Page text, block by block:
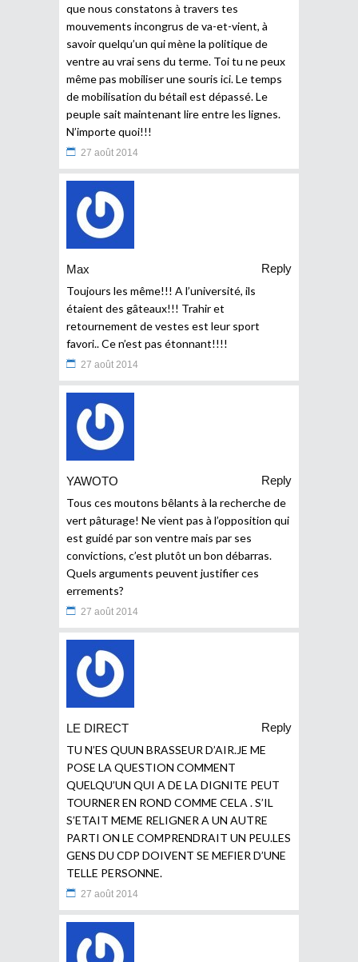
que nous constatons à travers tes
mouvements incongrus de va-et-vient, à
savoir quelqu’un qui mène la politique de
ventre au vrai sens du terme. Toi tu ne peux
même pas mobiliser une souris ici. Le temps
de mobilisation du bétail est dépassé. Le
peuple sait maintenant lire entre les lignes.
N’importe quoi!!!
27 août 2014
Max
Reply
Toujours les même!!! A l’université, ils
étaient des gâteaux!!! Trahir et
retournement de vestes est leur sport
favori.. Ce n’est pas étonnant!!!!
27 août 2014
YAWOTO
Reply
Tous ces moutons bêlants à la recherche de
vert pâturage! Ne vient pas à l’opposition qui
est guidé par son ventre mais par ses
convictions, c’est plutôt un bon débarras.
Quels arguments peuvent justifier ces
errements?
27 août 2014
LE DIRECT
Reply
TU N’ES QUUN BRASSEUR D’AIR.JE ME
POSE LA QUESTION COMMENT
QUELQU’UN QUI A DE LA DIGNITE PEUT
TOURNER EN ROND COMME CELA . S’IL
S’ETAIT MEME RELIGNER A UN AUTRE
PARTI ON LE COMPRENDRAIT UN PEU.LES
GENS DU CDP DOIVENT SE MEFIER D’UNE
TELLE PERSONNE.
27 août 2014